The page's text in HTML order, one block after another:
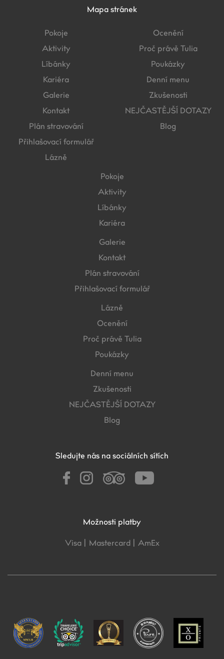
Mapa stránek
Pokoje
Aktivity
Líbánky
Kariéra
Galerie
Kontakt
Plán stravování
Přihlašovací formulář
Lázně
Ocenění
Proč právě Tulia
Poukázky
Denní menu
Zkušenosti
NEJČASTĚJŠÍ DOTAZY
Blog
Pokoje
Aktivity
Líbánky
Kariéra
Galerie
Kontakt
Plán stravování
Přihlašovací formulář
Lázně
Ocenění
Proč právě Tulia
Poukázky
Denní menu
Zkušenosti
NEJČASTĚJŠÍ DOTAZY
Blog
Sledujte nás na sociálních sítích
Možnosti platby
Visa | Mastercard | AmEx